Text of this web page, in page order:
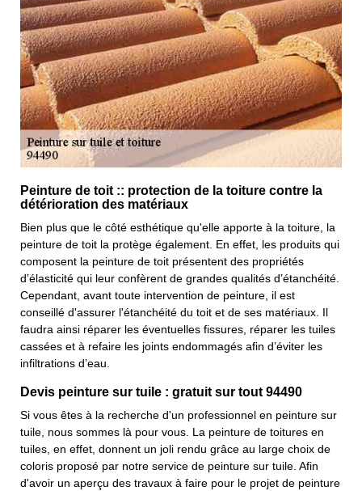
Peinture de toit :: protection de la toiture contre la
détérioration des matériaux
Bien plus que le côté esthétique qu'elle apporte à la toiture, la
peinture de toit la protège également. En effet, les produits qui
composent la peinture de toit présentent des propriétés
d’élasticité qui leur confèrent de grandes qualités d’étanchéité.
Cependant, avant toute intervention de peinture, il est
conseillé d'assurer l'étanchéité du toit et de ses matériaux. Il
faudra ainsi réparer les éventuelles fissures, réparer les tuiles
cassées et à refaire les joints endommagés afin d’éviter les
infiltrations d’eau.
Devis peinture sur tuile : gratuit sur tout 94490
Si vous êtes à la recherche d'un professionnel en peinture sur
tuile, nous sommes là pour vous. La peinture de toitures en
tuiles, en effet, donnent un joli rendu grâce au large choix de
coloris proposé par notre service de peinture sur tuile. Afin
d'avoir un aperçu des travaux à faire pour le projet de peinture